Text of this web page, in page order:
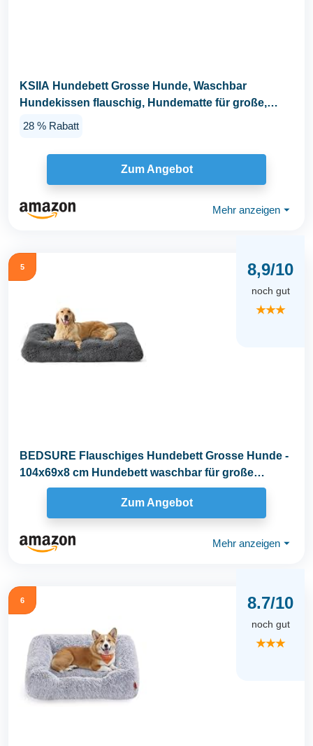
KSIIA Hundebett Grosse Hunde, Waschbar
Hundekissen flauschig, Hundematte für große,
mittelgroße...
28 % Rabatt
Zum Angebot
Mehr anzeigen ⏷
5 8,9/10
noch gut
★★★
BEDSURE Flauschiges Hundebett Grosse Hunde -
104x69x8 cm Hundebett waschbar für große
Hunde...
Zum Angebot
Mehr anzeigen ⏷
6 8.7/10
noch gut
★★★